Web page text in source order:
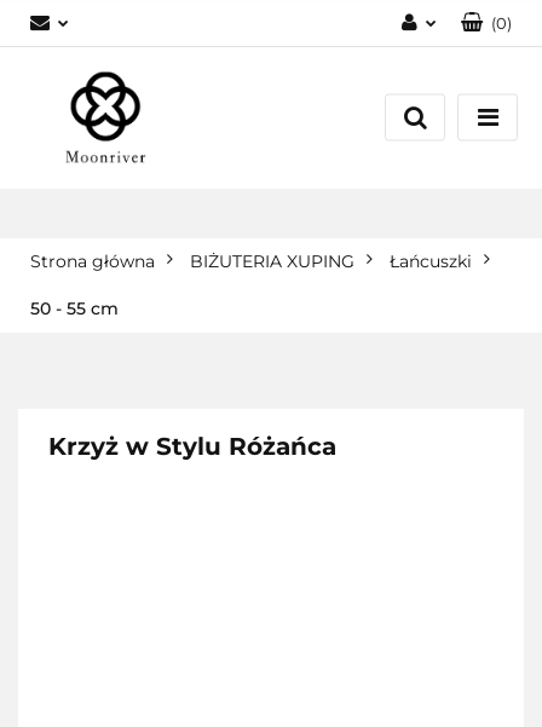
Zarejestruj się
(0)
Strona główna BIŻUTERIA XUPING Łańcuszki
50 - 55 cm
Krzyż w Stylu Różańca